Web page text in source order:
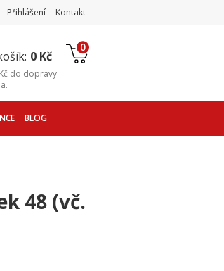
Přihlášení Kontakt
0 Kč
0
do dopravy
.
BLOG
48 (vč.